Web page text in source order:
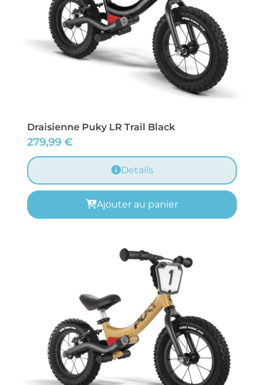
Draisienne Puky LR Trail Black
279,99 €
Details
Ajouter au panier